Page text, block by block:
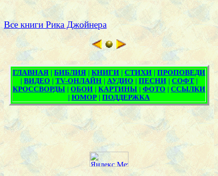
Все книги Рика Джойнера